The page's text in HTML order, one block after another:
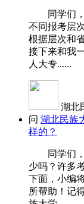
同学们，
不同报考层
根据层次和
接下来和我
人大专......
湖北
问 湖北民族
样的？
同学们，
少吗？许多
下面，小编
所帮助！记